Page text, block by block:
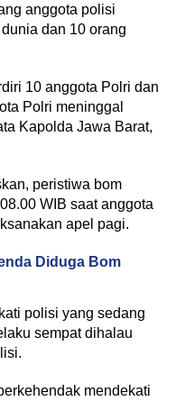
anggota polisi
dan 10 orang
10 anggota Polri dan
Polri meninggal
Kapolda Jawa Barat,
peristiwa bom
WIB saat anggota
apel pagi.
Diduga Bom
polisi yang sedang
sempat dihalau
mendekati